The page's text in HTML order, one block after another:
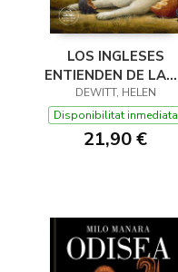
LOS INGLESES
ENTIENDEN DE LANA
(Y OTROS TRUCOS)
DEWITT, HELEN
Disponibilitat inmediata
21,90 €